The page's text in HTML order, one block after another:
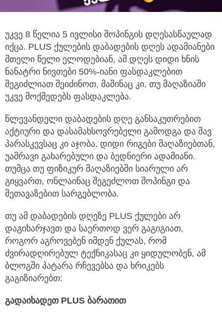
უკვე 8 წელია 5 ივლისი შოპინგის დღესასწაულად
იქცა. PLUS ქულების დაბადების დღეს ადამიანები
მთელი წელი ელოდებიან, ამ დღეს დიდი ხნის
ნანატრი ნივთები 50%-იანი ფასდაკლებით
შეგიძლიათ შეიძინოთ, მაშინაც კი, თუ მაღაზიაში
უკვე მოქმედებს ფასდაკლება.
წლევანდელი დაბადების დღე განსაკუთრებით
აქტიური და დასამახსოვრებელი გამოდგა და შავ
პარასკევსაც კი აჯობა. დიდი რიგები მაღაზიებთან,
უამრავი გახარებული და ბედნიერი ადამიანი.
თუმცა თუ ფიზიკურ მაღაზიებში სიარული არ
გიყვართ, ონლაინაც შეგეძლოთ შოპინგი და
შეთავაზებით სარგებლობა.
თუ ამ დაბადების დღეზე PLUS ქულები არ
დაგიხარჯავთ და საერთოდ ვერ გაგიგიათ,
როგორ აგროვებენ იმდენ ქულას, რომ
ძვირადღირებულ ტექნიკასაც კი ყიდულობენ, ამ
ბლოგში პატარა რჩევებსა და ხრიკებს
გაგიზიარებთ:
გადაიხადეთPLUS ბარათით